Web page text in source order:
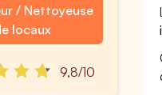
/ Nettoyeuse
locaux
9,8/10